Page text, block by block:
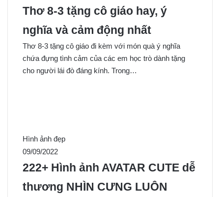
Thơ 8-3 tặng cô giáo hay, ý
nghĩa và cảm động nhất
Thơ 8-3 tặng cô giáo đi kèm với món quà ý nghĩa
chứa đựng tình cảm của các em học trò dành tặng
cho người lái đò đáng kính. Trong…
Hình ảnh đẹp
09/09/2022
222+ Hình ảnh AVATAR CUTE dễ
thương NHÌN CƯNG LUÔN